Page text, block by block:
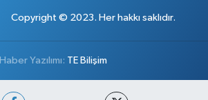
Copyright © 2023. Her hakkı saklıdır.
Haber Yazılımı: TE Bilişim